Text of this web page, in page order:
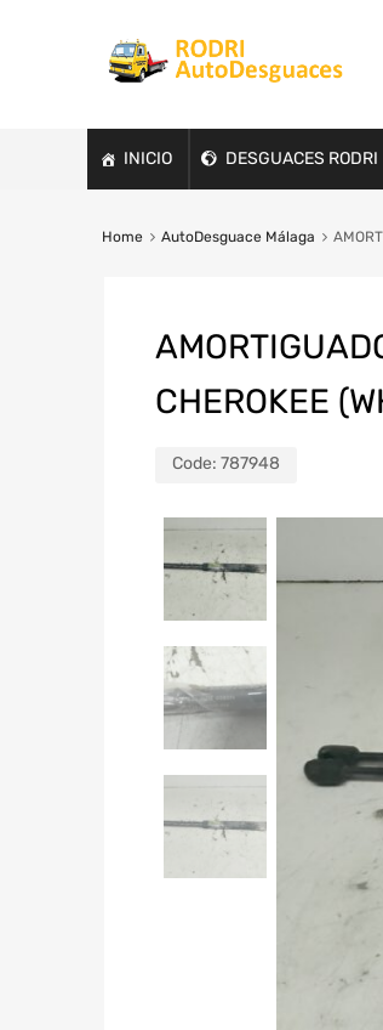
INICIO DESGUACES RODRI
Home AutoDesguace Málaga
CHEROKEE
Code: 787948